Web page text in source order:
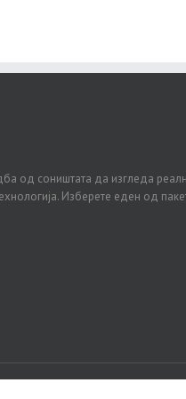
од соништата да изгледа
Изберете еден од